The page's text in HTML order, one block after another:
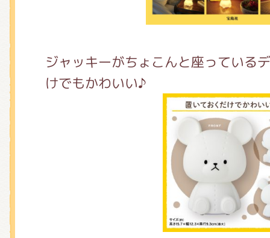
ジャッキーがちょこんと座っている
けでもかわいい♪
くまのがっこう 家庭科部